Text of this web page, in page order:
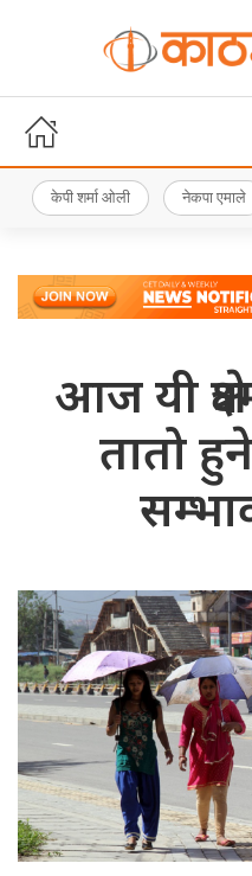
केपी शर्मा ओली नेकपा एमाले
आज यी
तातो